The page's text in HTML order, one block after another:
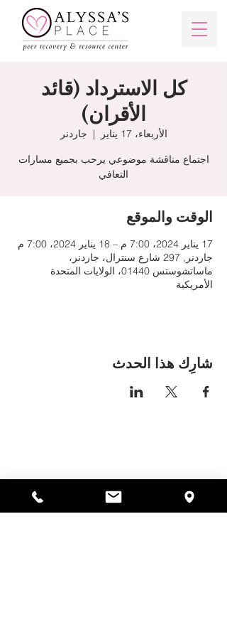
كل الاسترداد (قائد
الأقران)
الأربعاء، 17 يناير
  |
جاردنر
اجتماع مناقشة موضوعي يرحب بجميع مسارات
التعافي
الوقت والموقع
17 يناير 2024، 7:00 م – 18 يناير 2024، 7:00 م
جاردنر, 297 شارع سنترال، جاردنر،
ماساتشوستس 01440، الولايات المتحدة
الأمريكية
شارِك هذا الحدث
978-364-0920